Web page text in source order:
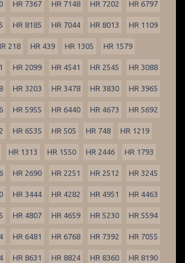
HR 7367 HR 7148 HR 7202 HR 6797
HR 8185 HR 7044 HR 8013 HR 1109
218 HR 439 HR 1305 HR 1579
HR 2099 HR 4541 HR 2545 HR 3088
HR 3203 HR 3478 HR 3830 HR 3965
HR 5955 HR 6440 HR 4673 HR 5692
HR 6535 HR 505 HR 748 HR 1219
HR 1313 HR 1550 HR 2446 HR 1793
HR 2690 HR 2251 HR 2512 HR 3245
HR 3444 HR 4282 HR 4951 HR 4463
HR 4807 HR 4659 HR 5230 HR 5594
HR 6481 HR 6768 HR 7392 HR 7055
HR 8631 HR 8824 HR 8360 HR 8190